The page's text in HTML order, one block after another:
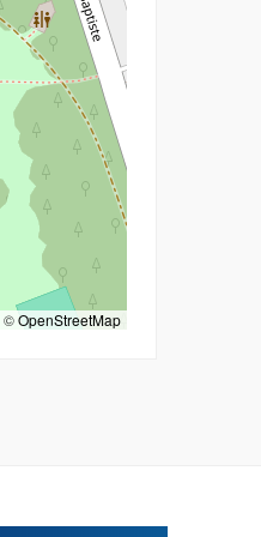
©OpenStreetMap